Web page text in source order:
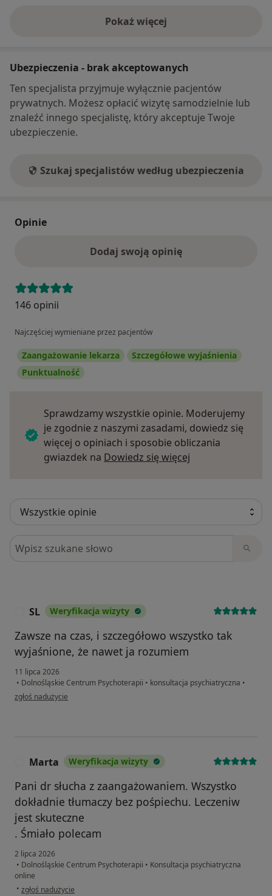
Pokaż więcej
o adresie
Ubezpieczenia - brak akceptowanych
Ten specjalista przyjmuje wyłącznie pacjentów
prywatnych. Możesz opłacić wizytę samodzielnie lub
znaleźć innego specjalistę, który akceptuje Twoje
ubezpieczenie.
Szukaj specjalistów według ubezpieczenia
Opinie
Dodaj swoją opinię
146 opinii
Najczęściej wymieniane przez pacjentów
Zaangażowanie lekarza
Szczegółowe wyjaśnienia
Punktualność
Sprawdzamy wszystkie opinie. Moderujemy
je zgodnie z naszymi zasadami, dowiedz się
więcej o opiniach i sposobie obliczania
gwiazdek na Dowiedz się więcej
Szukaj w opiniach
SL Weryfikacja wizyty
Zawsze na czas, i szczegółowo wszystko tak
wyjaśnione, że nawet ja rozumiem
11 lipca 2026
• Dolnośląskie Centrum Psychoterapii • konsultacja psychiatryczna •
w opinii użytkownika SL
zgłoś nadużycie
Marta Weryfikacja wizyty
Pani dr słucha z zaangażowaniem. Wszystko
dokładnie tłumaczy bez pośpiechu. Leczeniw
jest skuteczne
. Śmiało polecam
2 lipca 2026
• Dolnośląskie Centrum Psychoterapii • Konsultacja psychiatryczna
online
• w opinii użytkownika Marta
zgłoś nadużycie